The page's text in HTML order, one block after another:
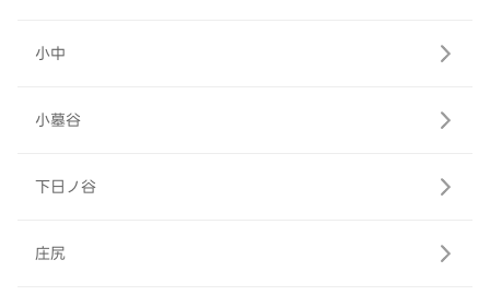
小中
小墓谷
下日ノ谷
庄尻